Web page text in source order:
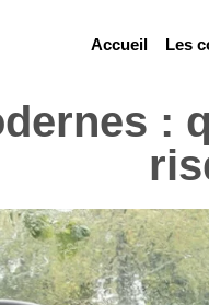
Accueil Les
: